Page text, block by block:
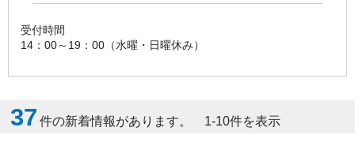
受付時間
14：00～19：00（水曜・日曜休み）
37 件の新着情報があります。 1-10件を表示